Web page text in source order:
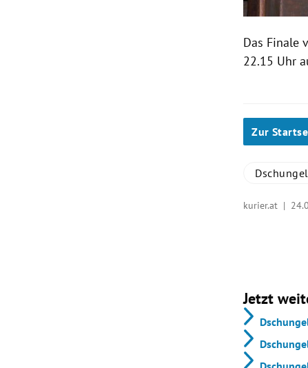
Das Finale
22.15 Uhr
Zur
kurier.at |
Jetzt